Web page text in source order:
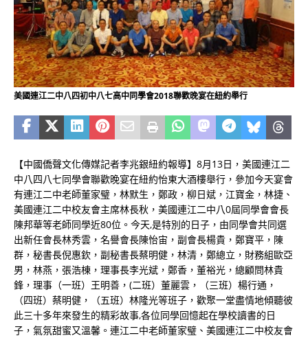
美國連江二中八四初中八七高中同學會2018聯歡晚宴在紐約舉行
【中國僑聲文化傳媒記者李兆銀紐約報導】8月13日，美國連江二
中八四八七同學會聯歡晚宴在紐約怡東大酒樓舉行，參加今天宴會
有連江二中老師董家璧，林默生，鄭政，柳日斌，江寶金，林捷、
美國連江二中校友會主席林長秋，美國連江二中八0屆同學會會長
陳邦華等老師同學近80位。今天,是特別的日子，由同學會共同選
出新任會長林秀雲，名譽會長陳怡宙，副會長楊貴，鄭寶平，陳
群，秘書長倪惠欽，副秘書長蔡明健，林清，鄭總立，財務組歐亞
男，林燕，張浩棟，理事長李光斌，鄭香，董裕光，總顧問林貴
鋒，理事（一班）王明善，(二班）董麗雲，（三班）楊行通，
（四班）蔡明健，（五班）林隆光等班子，歡聚一堂盡情地傾聽彼
此三十多年來發生的精彩故事,各位同學回憶起在學校讀書的日
子，氣氛甜蜜又溫馨。連江二中老師董家璧、美國連江二中校友會